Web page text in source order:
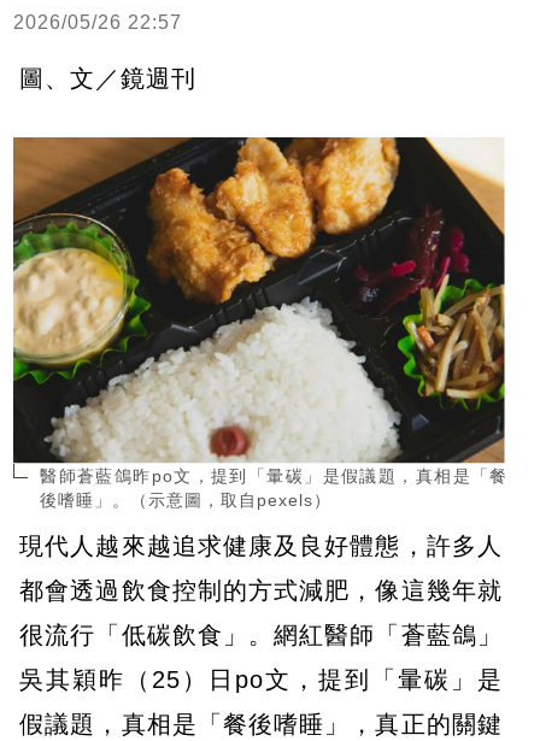
2026/05/26 22:57
圖、文／鏡週刊
醫師蒼藍鴿昨po文，提到「暈碳」是假議題，真相是「餐
後嗜睡」。（示意圖，取自pexels）
現代人越來越追求健康及良好體態，許多人
都會透過飲食控制的方式減肥，像這幾年就
很流行「低碳飲食」。網紅醫師「蒼藍鴿」
吳其穎昨（25）日po文，提到「暈碳」是
假議題，真相是「餐後嗜睡」，真正的關鍵